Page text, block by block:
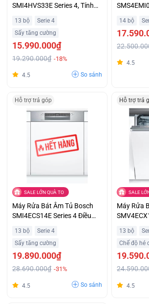
SMI4HVS33E Series 4, Tính
Hiện Đại Giá Tốt
13 bộ
Serie 4
Sấy tăng cường
15.990.000₫
19.290.000₫ -18%
4.5 So sánh
14 bộ
4.5
Hỗ trợ trả góp
SALE LỚN QUÀ TO
Máy Rửa Bát Âm Tủ Bosch
SMI4ECS14E Series 4 Điều
Trả Góp
13 bộ
Serie 4
Sấy tăng cường
19.890.000₫
28.690.000₫ -31%
4.5 So sánh
Hỗ trợ trả
SALE
Máy Rửa
Half load
Tưởng
13 bộ
Chế độ hé
4.5